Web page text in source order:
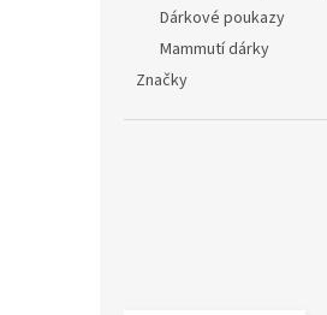
Dárkové poukazy
Mammutí dárky
Značky